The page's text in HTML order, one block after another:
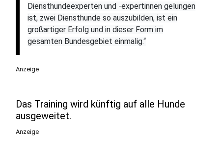
Diensthundeexperten und -expertinnen gelungen
ist, zwei Diensthunde so auszubilden, ist ein
großartiger Erfolg und in dieser Form im
gesamten Bundesgebiet einmalig.“
Anzeige
Das Training wird künftig auf alle Hunde
ausgeweitet.
Anzeige